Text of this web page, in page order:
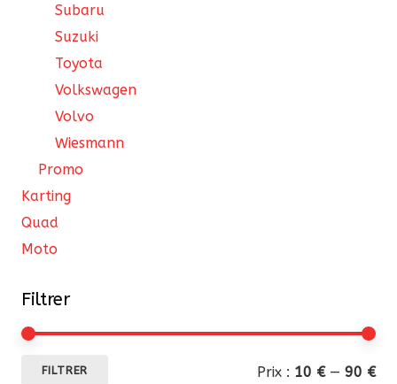
Subaru
Suzuki
Toyota
Volkswagen
Volvo
Wiesmann
Promo
Karting
Quad
Moto
Filtrer
FILTRER Prix : 10 €— 90 €